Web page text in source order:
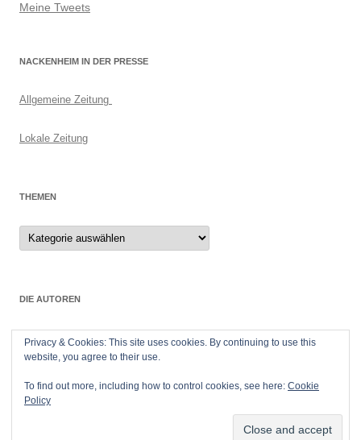
Meine Tweets
NACKENHEIM IN DER PRESSE
Allgemeine Zeitung
Lokale Zeitung
THEMEN
Themen
DIE AUTOREN
Ingrid und Peter Stey
Frankenstr.
Privacy & Cookies: This site uses cookies. By continuing to use this
website, you agree to their use.
To find out more, including how to control cookies, see here: Cookie
Policy